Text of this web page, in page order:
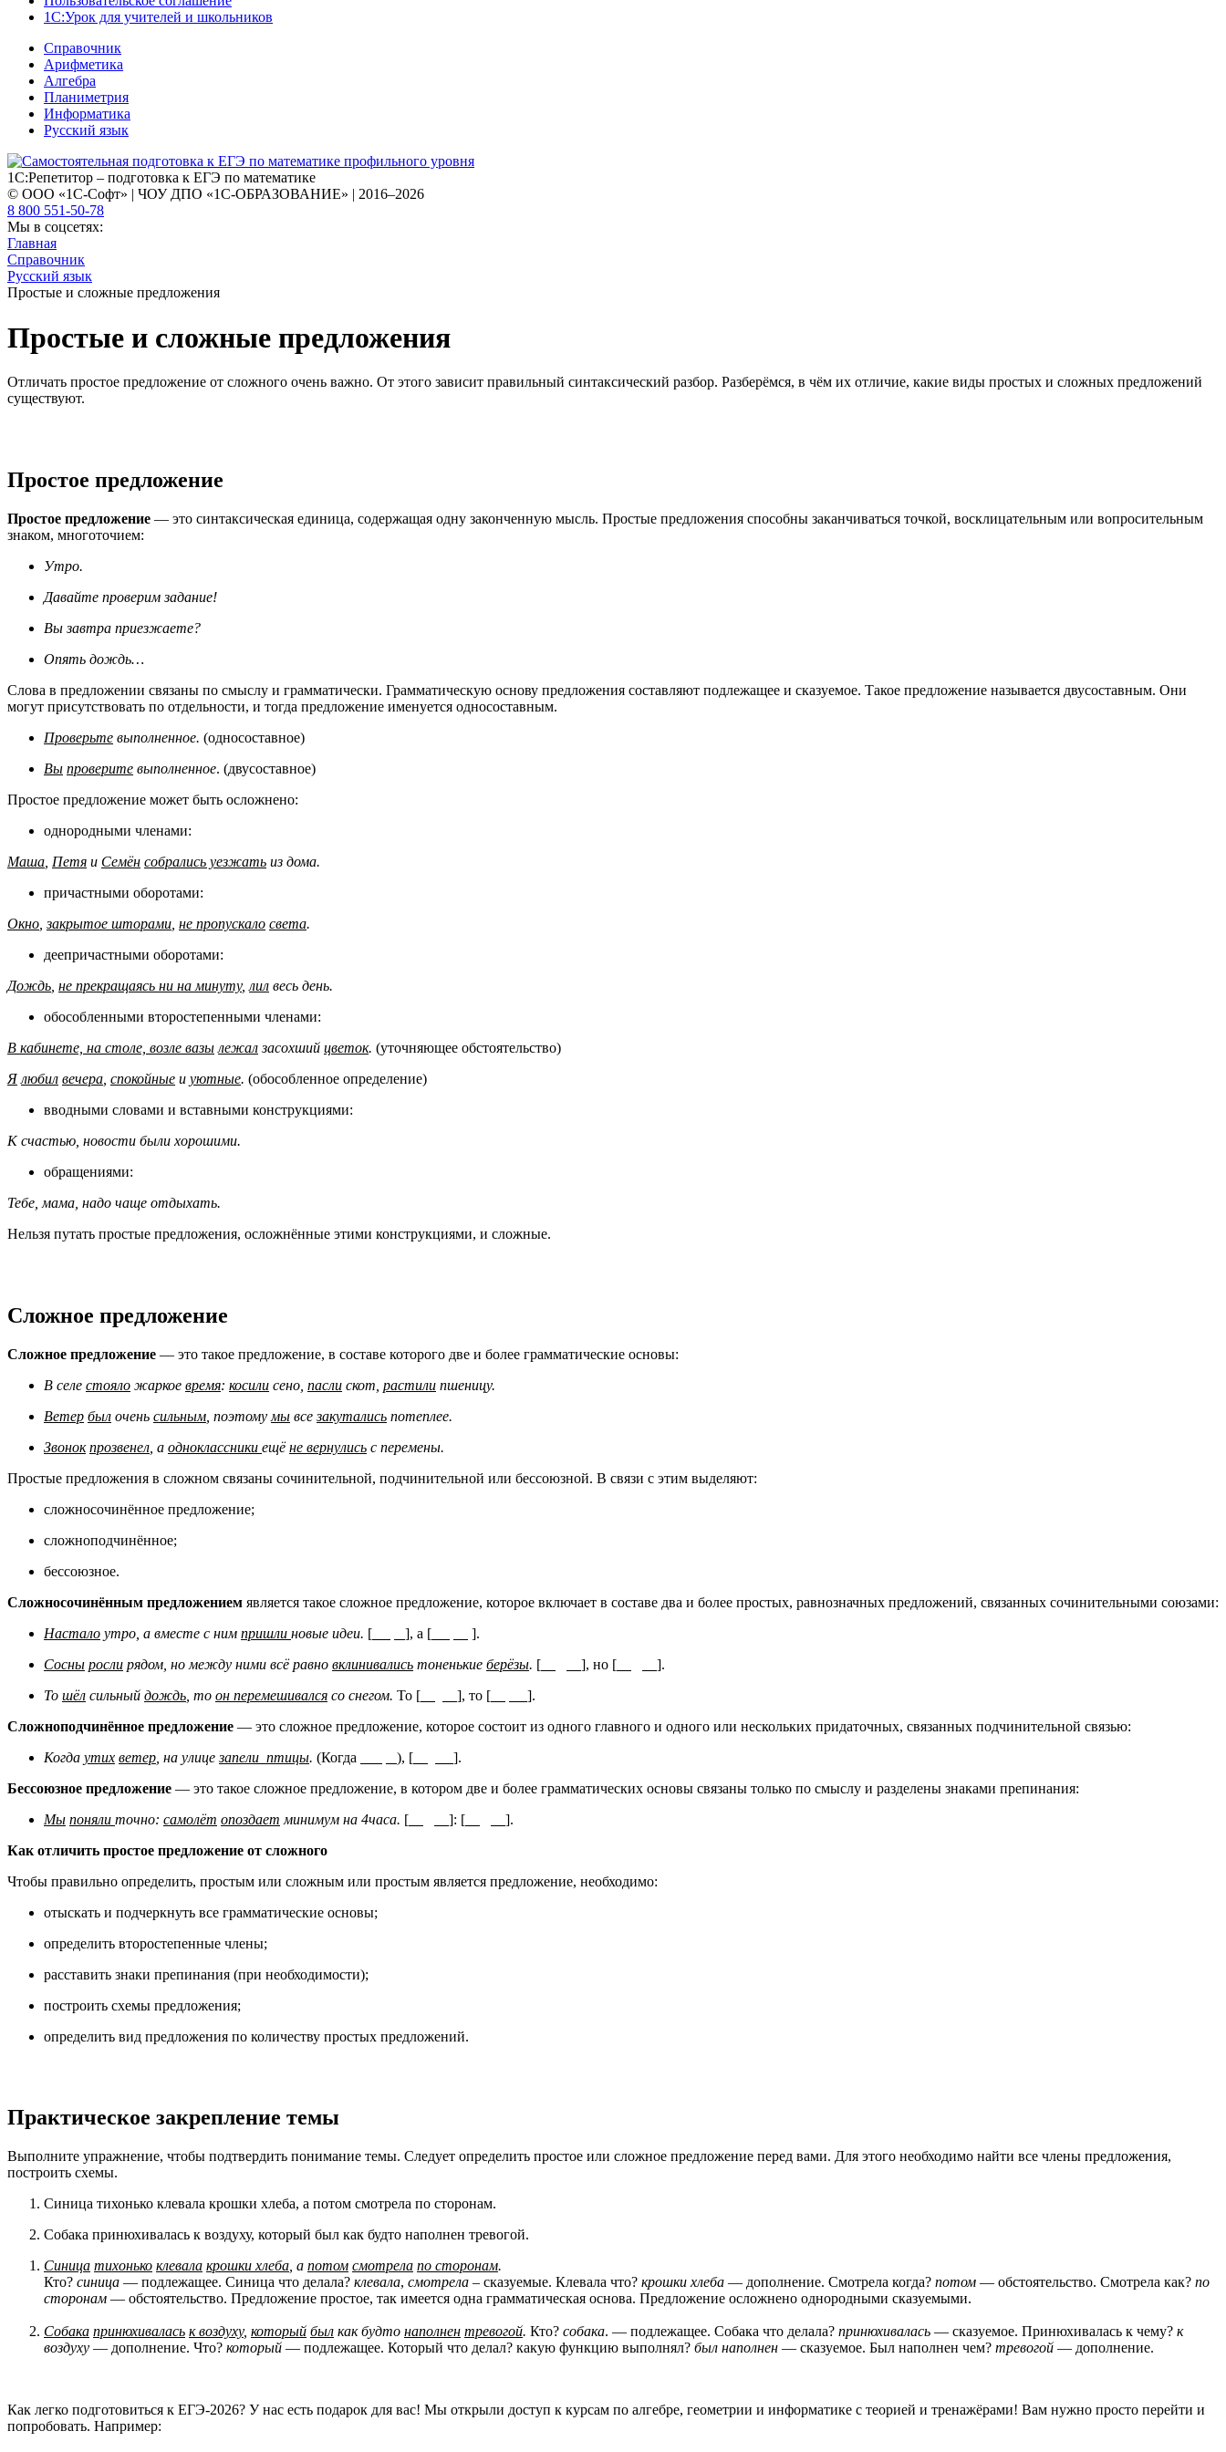
1С:Урок для учителей и школьников
Справочник
Арифметика
Алгебра
Планиметрия
Информатика
Русский язык
1С:Репетитор – подготовка к ЕГЭ по математике
© ООО «1С-Софт» | ЧОУ ДПО «1С-ОБРАЗОВАНИЕ» | 2016–2026
8 800 551-50-78
Мы в соцсетях:
Главная
Справочник
Русский язык
Простые и сложные предложения
Простые и сложные предложения
Отличать простое предложение от сложного очень важно. От этого зависит правильный синтаксический разбор. Разберёмся, в чём их отличие, какие виды простых и сложных предложений
существуют.
Простое предложение
Простое предложение — это синтаксическая единица, содержащая одну законченную мысль. Простые предложения способны заканчиваться точкой, восклицательным или вопросительным
знаком, многоточием:
Утро.
Давайте проверим задание!
Вы завтра приезжаете?
Опять дождь…
Слова в предложении связаны по смыслу и грамматически. Грамматическую основу предложения составляют подлежащее и сказуемое. Такое предложение называется двусоставным. Они
могут присутствовать по отдельности, и тогда предложение именуется односоставным.
Проверьте выполненное. (односоставное)
Вы проверите выполненное. (двусоставное)
Простое предложение может быть осложнено:
однородными членами:
Маша Петя и Семён собрались уезжать из дома.
причастными оборотами:
Окно ,закрытое шторами не пропускало света.
деепричастными оборотами:
Дождь не прекращаясь ни на минуту, лил весь день.
обособленными второстепенными членами:
В кабинете, на столе, возле вазы лежалзасохший цветок. (уточняющее обстоятельство)
Я любил вечера спокойные и уютные. (обособленное определение)
вводными словами и вставными конструкциями:
К счастью, новости были хорошими.
обращениями:
Тебе, мама, надо чаще отдыхать.
Нельзя путать простые предложения, осложнённые этими конструкциями, и сложные.
Сложное предложение
Сложное предложение — это такое предложение, в составе которого две и более грамматические основы:
В селе стояло жаркое время: косили сено, пасли скот, растили пшеницу.
Ветер был очень сильным , поэтому мы всезакутались потеплее.
Звонок прозвенел , а одноклассники ещёне вернулись с перемены.
Простые предложения в сложном связаны сочинительной, подчинительной или бессоюзной. В связи с этим выделяют:
сложносочинённое предложение;
сложноподчинённое;
бессоюзное.
Сложносочинённым предложением является такое сложное предложение, которое включает в составе два и более простых, равнозначных предложений, связанных сочинительными союзами:
Настало утро, а вместе с ним пришли новые идеи. [ ], а [
].
Сосны росли рядом, но между ними всё равно вклинивались тоненькие берёзы. [ ], но [
].
То шёл сильный дождь , то он перемешивался со снегом. То [ ], то [
].
Сложноподчинённое предложение — это сложное предложение, которое состоит из одного главного и одного или нескольких придаточных, связанных подчинительной связью:
Когда утих ветер , на улицезапели птицы. (Когда ), [
].
Бессоюзное предложение — это такое сложное предложение, в котором две и более грамматических основы связаны только по смыслу и разделены знаками препинания:
Мы поняли точно: самолёт опоздает минимум на 4часа. [ ]: [
].
Как отличить простое предложение от сложного
Чтобы правильно определить, простым или сложным или простым является предложение, необходимо:
отыскать и подчеркнуть все грамматические основы;
определить второстепенные члены;
расставить знаки препинания (при необходимости);
построить схемы предложения;
определить вид предложения по количеству простых предложений.
Практическое закрепление темы
Выполните упражнение, чтобы подтвердить понимание темы. Следует определить простое или сложное предложение перед вами. Для этого необходимо найти все члены предложения,
построить схемы.
Синица тихонько клевала крошки хлеба, а потом смотрела по сторонам.
Собака принюхивалась к воздуху, который был как будто наполнен тревогой.
Синица тихонько клевала крошки хлеба , а потом смотрела по сторонам.
Кто? синица — подлежащее. Синица что делала? клевала, смотрела – сказуемые. Клевала что? крошки хлеба — дополнение. Смотрела когда? потом — обстоятельство. Смотрела как? по
сторонам — обстоятельство. Предложение простое, так имеется одна грамматическая основа. Предложение осложнено однородными сказуемыми.
Собака принюхивалась к воздуху, который был как будто наполнен тревогой. Кто? собака. — подлежащее. Собака что делала? принюхивалась — сказуемое. Принюхивалась к чему? к
воздуху — дополнение. Что? который — подлежащее. Который что делал? какую функцию выполнял? был наполнен — сказуемое. Был наполнен чем? тревогой — дополнение.
Как легко подготовиться к ЕГЭ-2026? У нас есть подарок для вас! Мы открыли доступ к курсам по алгебре, геометрии и информатике с теорией и тренажёрами! Вам нужно просто перейти и
попробовать. Например: